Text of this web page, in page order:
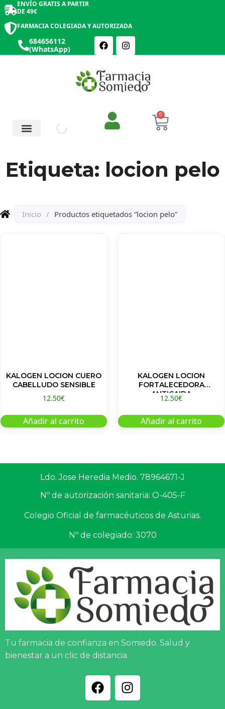
ENVÍO GRATIS A PARTIR
DE 49€
FARMACIA COLEGIADA Y AUTORIZADA
684656112
(WhatsApp)
0
Etiqueta: locion pelo
Inicio / Productos etiquetados “locion pelo”
KALOGEN LOCION CUERO
CABELLUDO SENSIBLE
12.50€
Añadir al carrito
KALOGEN LOCION
FORTALECEDORA
ANTICAIDA
12.50€
Añadir al carrito
Ldo. Jose Heredia Medio. 78964671-J
Nº de autorización sanitaria: O-405-F
Colegio Oficial de farmacéuticos de Asturias.
Nº de colegiado: 3070
Tu farmacia de confianza en Somiedo. Salud y
bienestar a un clic de distancia.